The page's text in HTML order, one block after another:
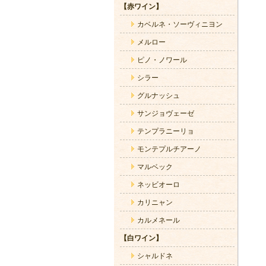
【赤ワイン】
カベルネ・ソーヴィニヨン
メルロー
ピノ・ノワール
シラー
グルナッシュ
サンジョヴェーゼ
テンプラニーリョ
モンテプルチアーノ
マルベック
ネッビオーロ
カリニャン
カルメネール
【白ワイン】
シャルドネ